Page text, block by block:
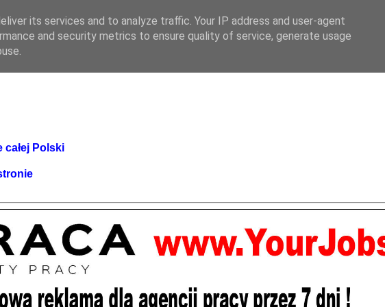
Polski
its services and to analyze traffic. Your IP address and user-agent
and security metrics to ensure quality of service, generate usage